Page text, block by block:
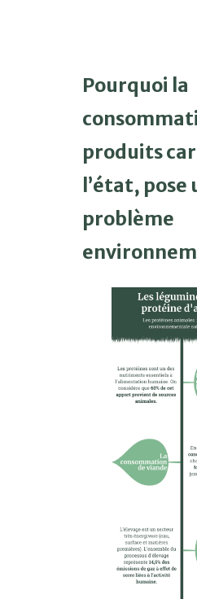
Pourquoi la
produits
l’état, pose
problème